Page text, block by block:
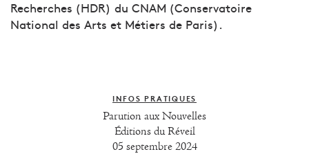
Recherches (HDR) du CNAM (Conservatoire
National des Arts et Métiers de Paris).
INFOS PRATIQUES
Parution aux Nouvelles
Éditions du Réveil
05 septembre 2024